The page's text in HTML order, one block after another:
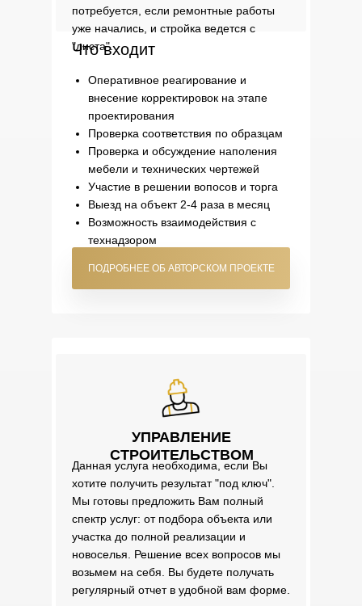
УПРАВЛЕНИЕ
СТРОИТЕЛЬСТВОМ
Данная услуга необходима, если Вы
хотите получить результат "под ключ".
Мы готовы предложить Вам полный
спектр услуг: от подбора объекта или
участка до полной реализации и
новоселья. Решение всех вопросов мы
возьмем на себя. Вы будете получать
регулярный отчет в удобной вам форме.
потребуется, если ремонтные работы
уже начались, и стройка ведется с
"листа".
Что входит
Оперативное реагирование и
внесение корректировок на этапе
проектирования
Проверка соответствия по образцам
Проверка и обсуждение наполения
мебели и технических чертежей
Участие в решении вопосов и торга
Выезд на объект 2-4 раза в месяц
Возможность взаимодействия с
технадзором
ПОДРОБНЕЕ ОБ АВТОРСКОМ ПРОЕКТЕ